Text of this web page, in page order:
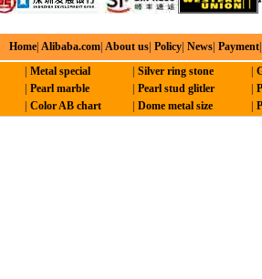
Home Alibaba.com About us Policy News Payment
Metal special Silver ring stone
Pearl marble Pearl stud glitler
Color AB chart Dome metal size